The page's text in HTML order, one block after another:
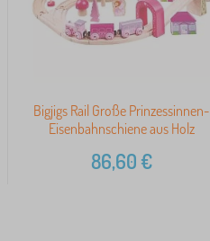
Bigjigs Rail Große Prinzessinnen-
Eisenbahnschiene aus Holz
86,60€